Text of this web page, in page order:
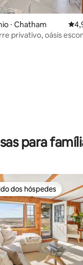
de 5, 230 avaliações
⋅ Chatham
privativo, oásis
para
preferidos dos
dos hóspedes